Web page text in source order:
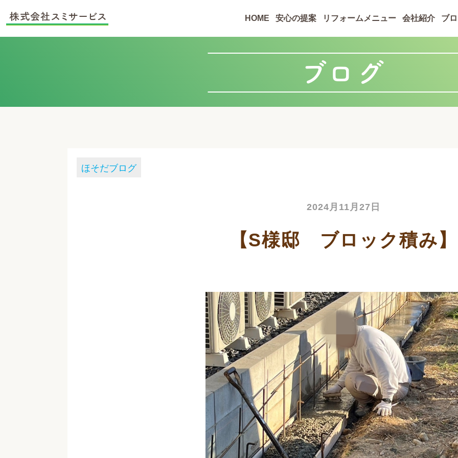
HOME 安心の提案 リフォームメニュー 会社紹介 ブ
ブログ
ほそだブログ
2024月11月27日
【S様邸 ブロック積み】